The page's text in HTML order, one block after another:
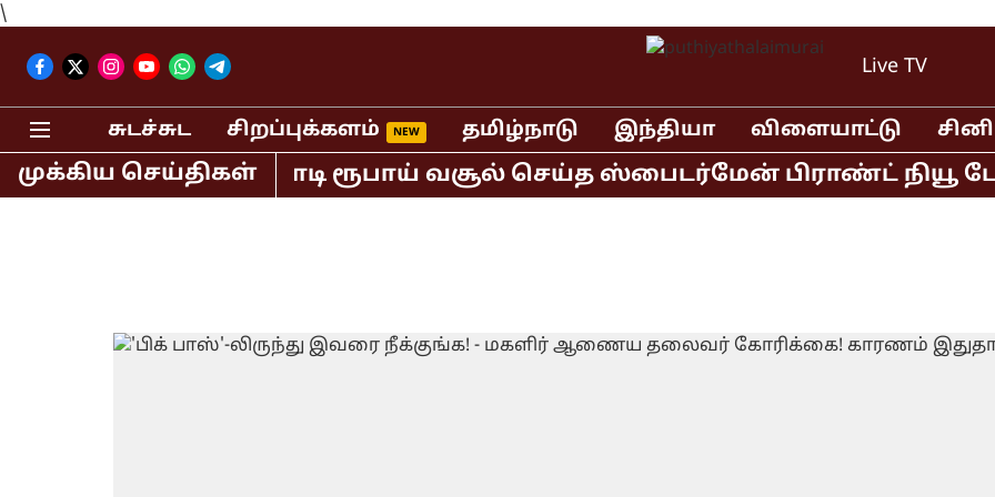
\
Live TV
சுடச்சுட சிறப்புக்களம் தமிழ்நாடு இந்தியா விளையாட்டு
முக்கிய செய்திகள்
மட்டும் 400 கோடி ரூபாய் வசூல் செய்த ஸ்பைடர்மேன் பிராண்ட் நியூ டே